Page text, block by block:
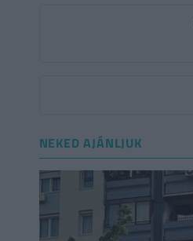
NEKED AJÁNLJUK